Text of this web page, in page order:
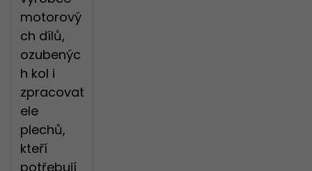
motorový
ch dílů,
ozubenýc
h kol i
zpracovat
ele
plechů,
kteří
potřebují